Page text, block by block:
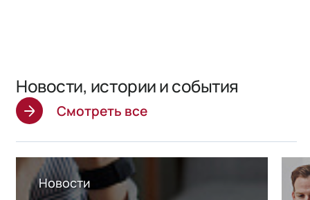
Новости, истории и события
Смотреть все
Новости